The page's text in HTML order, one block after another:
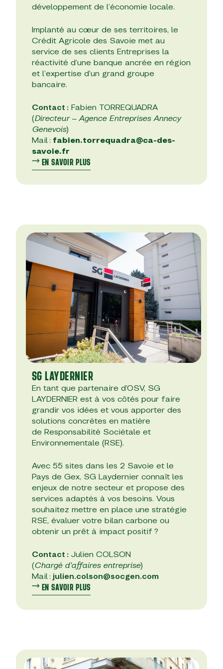
développement de l’économie locale.
Implanté au cœur de ses territoires, le
Crédit Agricole des Savoie met au
service de ses clients Entreprises la
réactivité d’une banque ancrée en région
et l’expertise d’un grand groupe
bancaire.
Contact : Fabien TORREQUADRA
(Directeur – Agence Entreprises Annecy
Genevois)
Mail : fabien.torrequadra@ca-des-
savoie.fr
EN SAVOIR PLUS
SG LAYDERNIER
En tant que partenaire d’OSV, SG
LAYDERNIER est à vos côtés pour faire
grandir vos idées et vous apporter des
solutions concrètes en matière
de Responsabilité Sociétale et
Environnementale (RSE).
Avec 55 sites dans les 2 Savoie et le
Pays de Gex, SG Laydernier connaît les
enjeux de notre secteur et propose des
services adaptés à vos besoins. Vous
souhaitez mettre en place une stratégie
RSE, évaluer votre bilan carbone ou
obtenir un prêt à impact positif ?
Contact : Julien COLSON
(Chargé d’affaires entreprise)
Mail : julien.colson@socgen.com
EN SAVOIR PLUS